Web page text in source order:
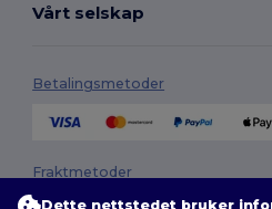
Vårt selskap
Betalingsmetoder
Fraktmetoder
Dette nettstedet bruker